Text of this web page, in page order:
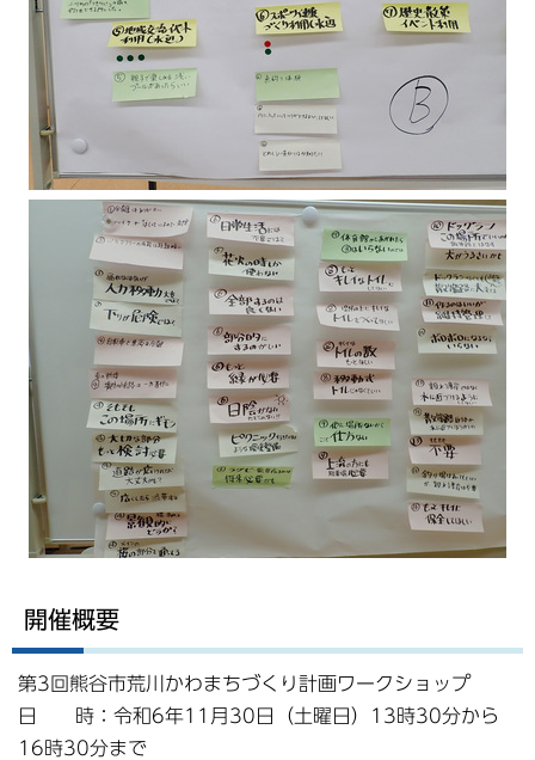
開催概要
第3回熊谷市荒川かわまちづくり計画ワークショップ
日 時：令和6年11月30日（土曜日）13時30分から
16時30分まで